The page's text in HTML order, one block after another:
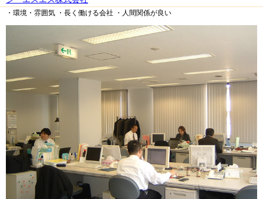
・環境・雰囲気 ・長く働ける会社 ・人間関係が良い